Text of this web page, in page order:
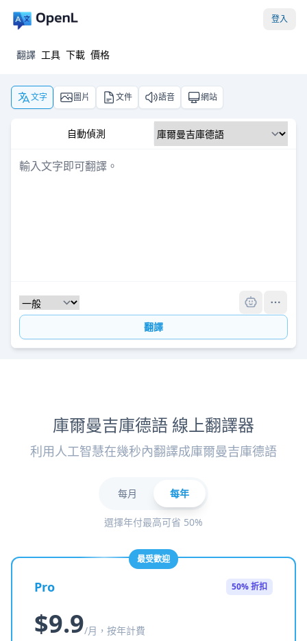
登入
翻譯 工具 下載 價格
文字 圖片 文件 語音 網站
自動偵測
翻譯
庫爾曼吉庫德語 線上翻譯器
利用人工智慧在幾秒內翻譯成庫爾曼吉庫德語
每月 每年
選擇年付最高可省 50%
最受歡迎
Pro 50% 折扣
$9.9/月，按年計費